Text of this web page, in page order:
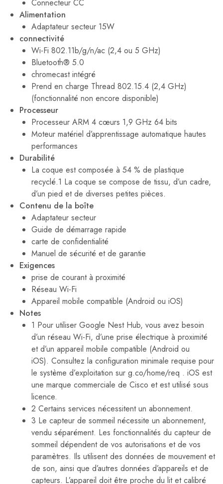
Connecteur CC
Alimentation
Adaptateur secteur 15W
connectivité
Wi-Fi 802.11b/g/n/ac (2,4 ou 5 GHz)
Bluetooth® 5.0
chromecast intégré
Prend en charge Thread 802.15.4 (2,4 GHz)
(fonctionnalité non encore disponible)
Processeur
Processeur ARM 4 cœurs 1,9 GHz 64 bits
Moteur matériel d’apprentissage automatique hautes
performances
Durabilité
La coque est composée à 54 % de plastique
recyclé.1 La coque se compose de tissu, d’un cadre,
d’un pied et de diverses petites pièces.
Contenu de la boîte
Adaptateur secteur
Guide de démarrage rapide
carte de confidentialité
Manuel de sécurité et de garantie
Exigences
prise de courant à proximité
Réseau Wi-Fi
Appareil mobile compatible (Android ou iOS)
Notes
1 Pour utiliser Google Nest Hub, vous avez besoin
d’un réseau Wi-Fi, d’une prise électrique à proximité
et d’un appareil mobile compatible (Android ou
iOS). Consultez la configuration minimale requise pour
le système d’exploitation sur g.co/home/req . iOS est
une marque commerciale de Cisco et est utilisé sous
licence.
2 Certains services nécessitent un abonnement.
3 Le capteur de sommeil nécessite un abonnement,
vendu séparément. Les fonctionnalités du capteur de
sommeil dépendent de vos autorisations et de vos
paramètres. Ils utilisent des données de mouvement et
de son, ainsi que d’autres données d’appareils et de
capteurs. L’appareil doit être proche du lit et calibré